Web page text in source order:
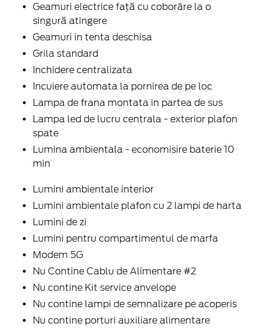
Geamuri electrice faţă cu coborâre la o
singură atingere
Geamuri in tenta deschisa
Grila standard
Inchidere centralizata
Incuiere automata la pornirea de pe loc
Lampa de frana montata in partea de sus
Lampa led de lucru centrala - exterior plafon
spate
Lumina ambientala - economisire baterie 10
min
Lumini ambientale interior
Lumini ambientale plafon cu 2 lampi de harta
Lumini de zi
Lumini pentru compartimentul de marfa
Modem 5G
Nu Contine Cablu de Alimentare #2
Nu contine Kit service anvelope
Nu contine lampi de semnalizare pe acoperis
Nu contine porturi auxiliare alimentare